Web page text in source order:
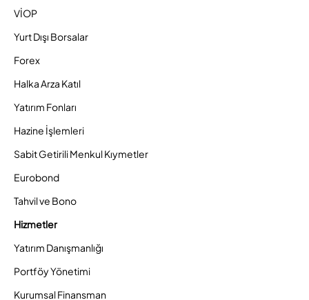
VİOP
Yurt Dışı Borsalar
Forex
Halka Arza Katıl
Yatırım Fonları
Hazine İşlemleri
Sabit Getirili Menkul Kıymetler
Eurobond
Tahvil ve Bono
Hizmetler
Yatırım Danışmanlığı
Portföy Yönetimi
Kurumsal Finansman